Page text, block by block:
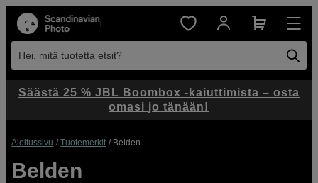
Hei, mitä tuotetta etsit?
Aloitussivu Tuotemerkit Belden
Belden
Säästä 25 % JBL Boombox -kaiuttimista – osta
omasi jo tänään!